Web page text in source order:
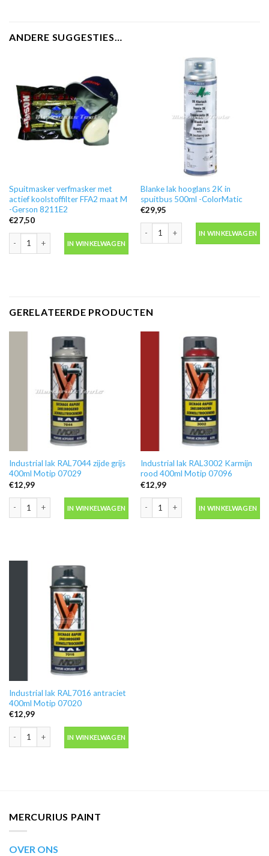
ANDERE SUGGESTIES…
Spuitmasker verfmasker met
actief koolstoffilter FFA2 maat M
-Gerson 8211E2
€27,50
Spuitmasker verfmasker met actief koolstoffilter FFA2 maat M -Gerson
IN WINKELWAGEN
Blanke lak hooglans 2K in
spuitbus 500ml -ColorMatic
€29,95
Blanke lak hooglans 2K in spuitbus
IN WINKELWAGEN
GERELATEERDE PRODUCTEN
Industrial lak RAL7044 zijde grijs
400ml Motip 07029
€12,99
IN WINKELWAGEN
Industrial lak RAL3002 Karmijn
rood 400ml Motip 07096
€12,99
IN WINKELWAGEN
Industrial lak RAL7016 antraciet
400ml Motip 07020
€12,99
Industrial lak RAL7016 antraciet 400ml Motip 07020 aantal
IN WINKELWAGEN
MERCURIUS PAINT
OVER ONS